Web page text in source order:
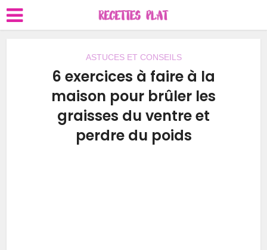
ASTUCES ET CONSEILS
6 exercices à faire à la
maison pour brûler les
graisses du ventre et
perdre du poids